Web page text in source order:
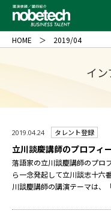
イ
HOME 2019/04
2019.04.24 タレント登録
立川談慶講師のプロフィ
落語家の立川談慶講師のプロ
ら一念発起して立川談志十六
川談慶講師の講演テーマは